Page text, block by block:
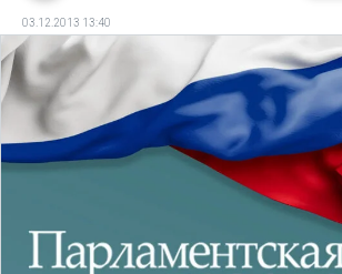
03.12.2013 13:40